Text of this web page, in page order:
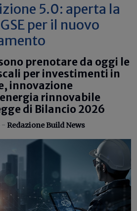
5.0: aperta la
per il nuovo
prenotare da oggi le
per investimenti in
innovazione
rinnovabile
di Bilancio 2026
- Redazione Build News